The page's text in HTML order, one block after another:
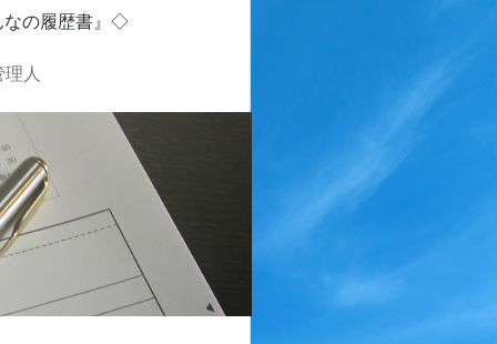
の履歴書』◇
理人